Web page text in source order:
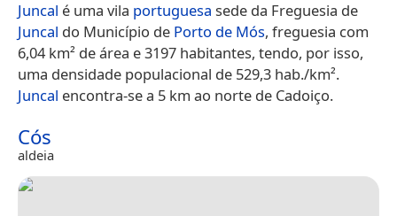
Juncal é uma vila portuguesa sede da Freguesia de
Juncal do Município de Porto de Mós, freguesia com
6,04 km² de área e 3197 habitantes, tendo, por isso,
uma densidade populacional de 529,3 hab./km².
Juncal encontra-se a 5 km ao norte de Cadoiço.
Cós
aldeia